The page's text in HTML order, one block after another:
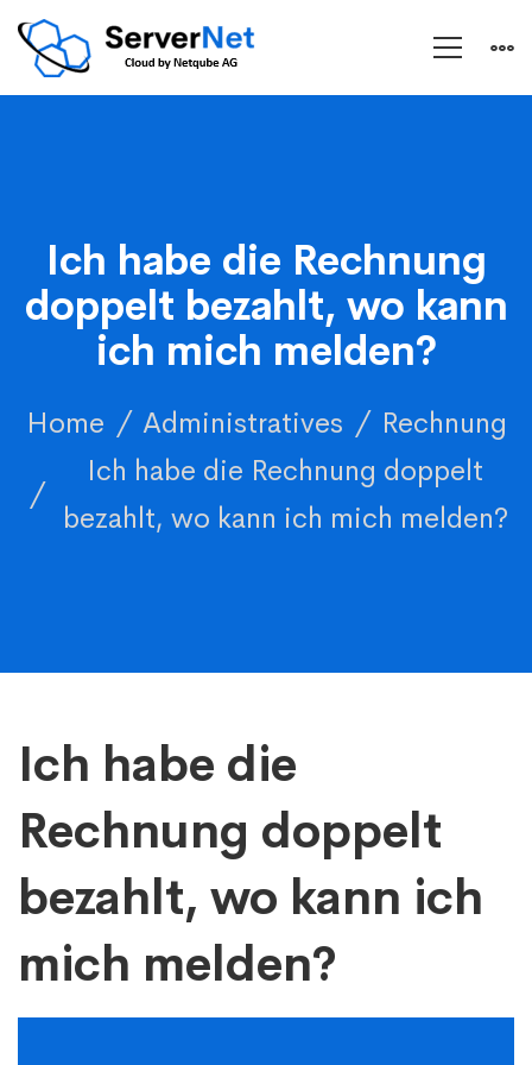
Ich habe die Rechnung
doppelt bezahlt, wo kann
ich mich melden?
Home Administratives
Rechnung
Ich habe die Rechnung doppelt
bezahlt, wo kann ich mich melden?
Ich
habe
die
Rechnung
doppelt
bezahlt,
Ich habe die
Rechnung doppelt
bezahlt, wo kann ich
mich melden?